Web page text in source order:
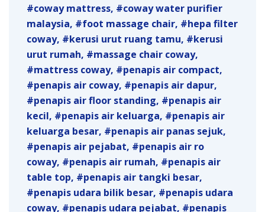
coway mattress
coway water purifier
malaysia
foot massage chair
hepa filter
coway
kerusi urut ruang tamu
kerusi
urut rumah
massage chair coway
mattress coway
penapis air compact
penapis air coway
penapis air dapur
penapis air floor standing
penapis air
kecil
penapis air keluarga
penapis air
keluarga besar
penapis air panas sejuk
penapis air pejabat
penapis air ro
coway
penapis air rumah
penapis air
table top
penapis air tangki besar
penapis udara bilik besar
penapis udara
coway
penapis udara pejabat
penapis